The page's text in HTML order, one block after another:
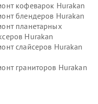
кофеварок Hurakan
блендеров Hurakan
планетарных
Hurakan
слайсеров Hurakan
граниторов Hurakan